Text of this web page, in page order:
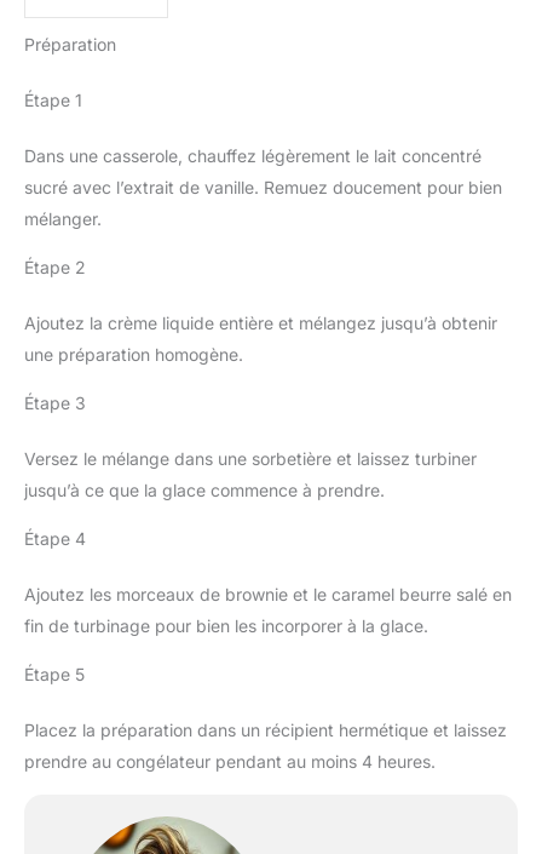
Préparation
Étape 1
Dans une casserole, chauffez légèrement le lait concentré
sucré avec l’extrait de vanille. Remuez doucement pour bien
mélanger.
Étape 2
Ajoutez la crème liquide entière et mélangez jusqu’à obtenir
une préparation homogène.
Étape 3
Versez le mélange dans une sorbetière et laissez turbiner
jusqu’à ce que la glace commence à prendre.
Étape 4
Ajoutez les morceaux de brownie et le caramel beurre salé en
fin de turbinage pour bien les incorporer à la glace.
Étape 5
Placez la préparation dans un récipient hermétique et laissez
prendre au congélateur pendant au moins 4 heures.